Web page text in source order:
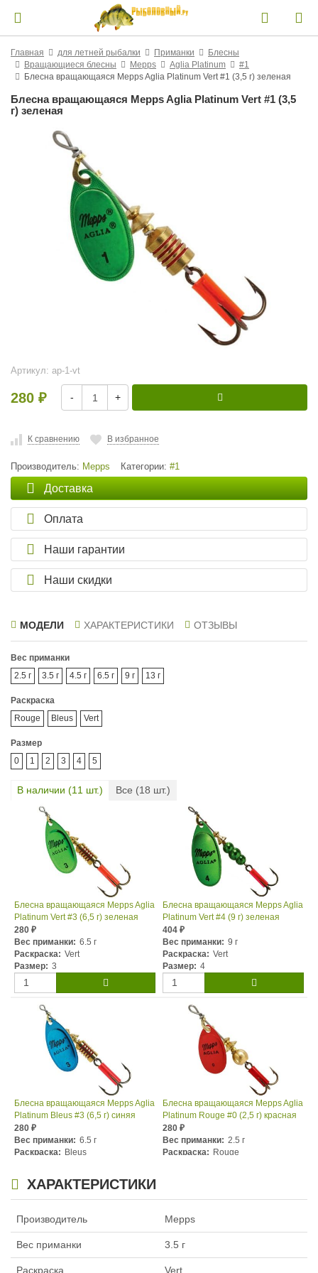
Главная для летней рыбалки Приманки
Блесны
Вращающиеся блесны
Mepps Aglia Platinum
#1
Блесна вращающаяся Mepps Aglia Platinum Vert #1 (3,5 г) зеленая
Блесна вращающаяся Mepps Aglia Platinum Vert #1 (3,5
г) зеленая
Артикул: ap-1-vt
280 ₽ - +
К сравнению В избранное
Производитель: Mepps Категории: #1
Доставка
Оплата
Наши гарантии
Наши скидки
МОДЕЛИ ХАРАКТЕРИСТИКИ ОТЗЫВЫ
Вес приманки
2.5 г
3.5 г 4.5 г 6.5 г 9 г 13 г
Раскраска
Rouge
Bleus Vert
Размер
0
1 2 3 4 5
В наличии (11 шт.) Все (18 шт.)
Блесна вращающаяся Mepps Aglia
Platinum Vert #3 (6,5 г) зеленая
280 ₽
Вес приманки: 6.5 г
Раскраска: Vert
Размер: 3
Блесна вращающаяся Mepps Aglia
Platinum Vert #4 (9 г) зеленая
404 ₽
Вес приманки: 9 г
Раскраска: Vert
Размер: 4
Блесна вращающаяся Mepps Aglia
Platinum Bleus #3 (6,5 г) синяя
280 ₽
Вес приманки: 6.5 г
Раскраска: Bleus
Блесна вращающаяся Mepps Aglia
Platinum Rouge #0 (2,5 г) красная
280 ₽
Вес приманки: 2.5 г
Раскраска: Rouge
ХАРАКТЕРИСТИКИ
Производитель Mepps
Вес приманки 3.5 г
Раскраска Vert